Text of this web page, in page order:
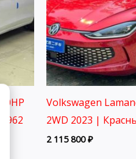
Volkswagen
2WD 2023 |
2 115 800₽